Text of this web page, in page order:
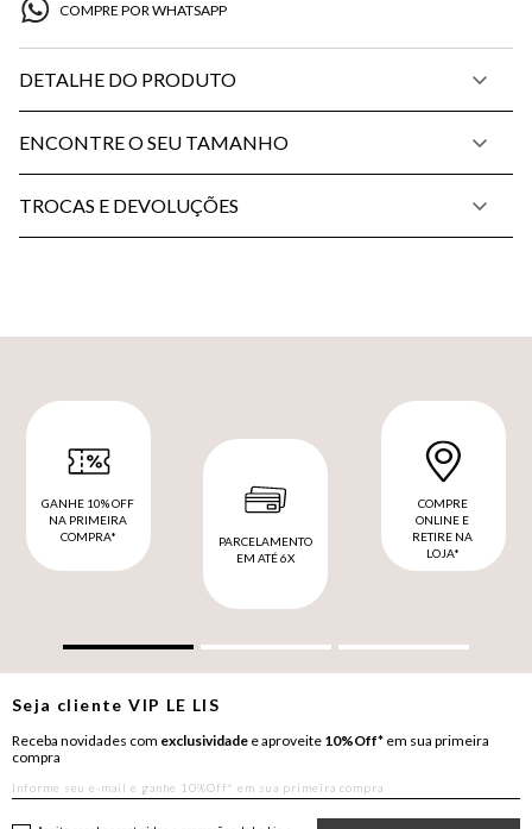
COMPRE POR WHATSAPP
DETALHE DO PRODUTO
ENCONTRE O SEU TAMANHO
TROCAS E DEVOLUÇÕES
GANHE 10% OFF
NA PRIMEIRA
COMPRA*
PARCELAMENTO
EM ATÉ 6X
COMPRE
ONLINE E
RETIRE NA
LOJA*
Seja clienteVIP LE LIS
Receba novidades com exclusividade e aproveite 10%Off* em sua primeira
compra